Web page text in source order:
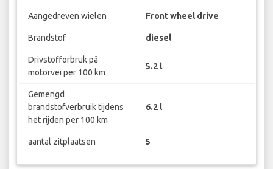
Aangedreven wielen Front wheel drive
Brandstof diesel
Drivstofforbruk på
motorvei per 100 km
5.2 l
Gemengd
brandstofverbruik tijdens
het rijden per 100 km
6.2 l
aantal zitplaatsen 5